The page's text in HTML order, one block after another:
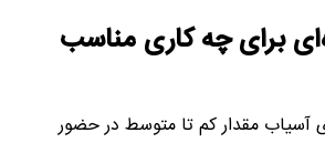
برای چه کاری مناسب
آسیاب مقدار کم تا متوسط در حضور